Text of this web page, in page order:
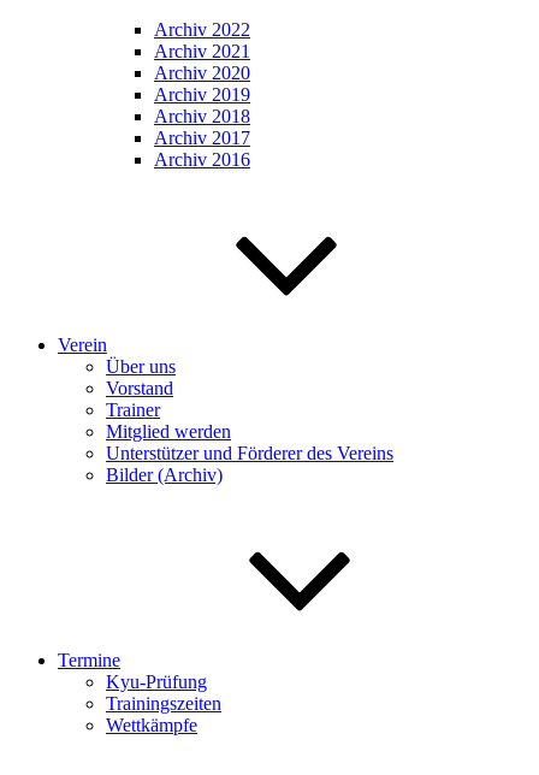
Archiv 2022
Archiv 2021
Archiv 2020
Archiv 2019
Archiv 2018
Archiv 2017
Archiv 2016
Verein
Über uns
Vorstand
Trainer
Mitglied werden
Unterstützer und Förderer des Vereins
Bilder (Archiv)
Termine
Kyu-Prüfung
Trainingszeiten
Wettkämpfe